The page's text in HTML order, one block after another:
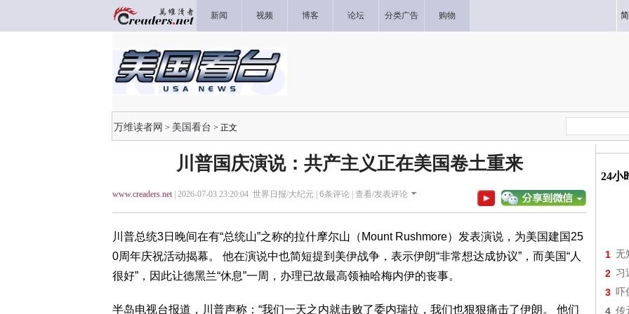
新闻 视频 博客 论坛 分类广告 购物
万维读者网 > 美国看台 > 正文
川普国庆演说：共产主义正在美国卷土重来
www.creaders.net| 2026-07-03 23:20:04 世界日报/大纪元 | 6条评论 | 查看/发表评论
川普总统3日晚间在有“总统山”之称的拉什摩尔山（Mount Rushmore）发表演说，为美国建国25
0周年庆祝活动揭幕。 他在演说中也简短提到美伊战争，表示伊朗“非常想达成协议”，而美国“人
很好”，因此让德黑兰“休息”一周，办理已故最高领袖哈梅内伊的丧事。
半岛电视台报道，川普声称：“我们一天之内就击败了委内瑞拉，我们也狠狠痛击了伊朗。 他们
24小
1 无
2 习
3 吓
4 传